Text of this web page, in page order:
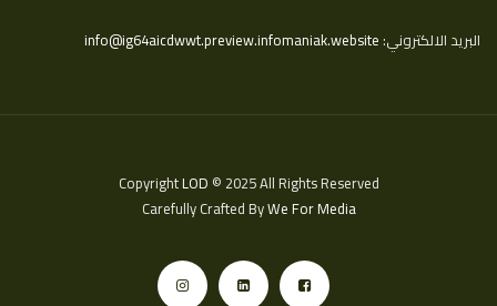
البريد الالكتروني:info@ig64aicdwwt.preview.infomaniak.website
CopyrightLOD © 2025 All Rights Reserved
Carefully Crafted ByWe For Media